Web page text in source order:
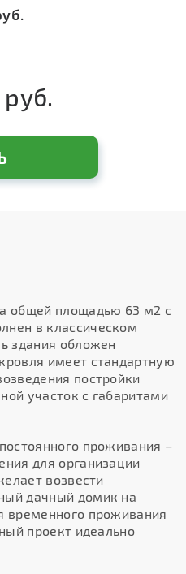
руб.
общей площадью 63 м2 с
в классическом
здания обложен
имеет стандартную
постройки
участок с габаритами
проживания –
для организации
возвести
дачный домик на
временного проживания
проект идеально